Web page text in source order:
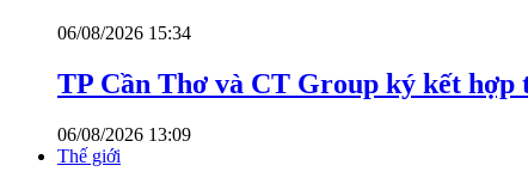
06/08/2026 15:34
TP Cần Thơ và CT Group ký kết hợp
06/08/2026 13:09
Thế giới